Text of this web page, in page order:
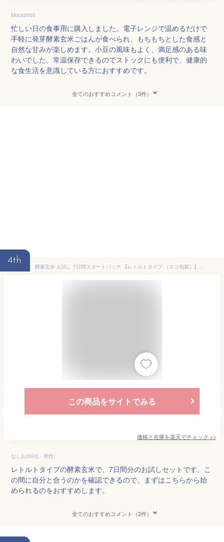
Moca2000
忙しい日の食事用に購入しました。電子レンジで温めるだけで
手軽に発芽酵素玄米ごはんが食べられ、もちもちとした食感と
自然な甘みが楽しめます。小豆の風味もよく、満足感のある味
わいでした。常温保存できるのでストックにも便利で、健康的
な食生活を意識している方におすすめです。
全てのおすすめコメント（3件）
4th
酵素玄米 お試し 7日間スタートパック 【レトルトタイプ （エコ包装）】 7パック お徳用 スリーブなし 酵素 玄米 125g×7P(熟成3日) 常温保存 新潟産 コシヒカリ モチモチ食感 おいしい 玄米 ご飯 レンジで手軽においしく 玄米生活 腸活
この商品をサイトでみる
価格と在庫を楽天でチェック >>
なしお(50代・男性)
レトルトタイプの酵素玄米で、7日間分のお試しセットです。こ
の間に自分と合うのかを確認できるので、まずはこちらから始
められるのをおすすめします。
全てのおすすめコメント（2件）